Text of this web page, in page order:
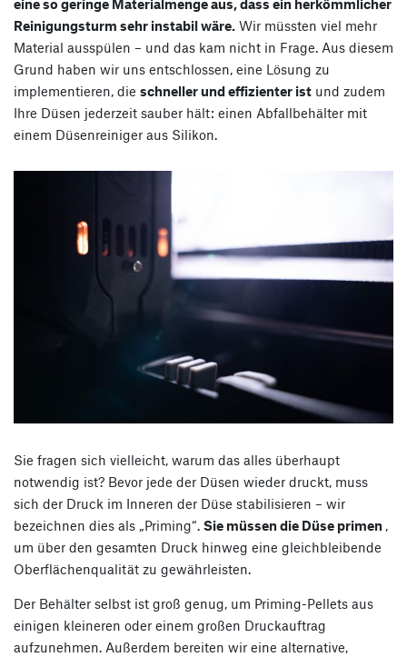
eine so geringe Materialmenge aus, dass ein herkömmlicher
Reinigungsturm sehr instabil wäre. Wir müssten viel mehr
Material ausspülen – und das kam nicht in Frage. Aus diesem
Grund haben wir uns entschlossen, eine Lösung zu
implementieren, die schneller und effizienter ist und zudem
Ihre Düsen jederzeit sauber hält: einen Abfallbehälter mit
einem Düsenreiniger aus Silikon.
Sie fragen sich vielleicht, warum das alles überhaupt
notwendig ist? Bevor jede der Düsen wieder druckt, muss
sich der Druck im Inneren der Düse stabilisieren – wir
bezeichnen dies als „Priming“. Sie müssen die Düse primen ,
um über den gesamten Druck hinweg eine gleichbleibende
Oberflächenqualität zu gewährleisten.
Der Behälter selbst ist groß genug, um Priming-Pellets aus
einigen kleineren oder einem großen Druckauftrag
aufzunehmen. Außerdem bereiten wir eine alternative,